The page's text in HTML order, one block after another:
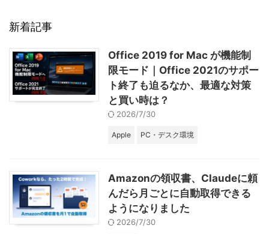
新着記事
Office 2019 for Mac が機能制
限モード｜Office 2021のサポー
ト終了も迫るなか、最適な対策
と買い時は？
2026/7/30
Apple PC・デスク環境
Amazonの領収書、Claudeに頼
んだら月ごとに自動取得できる
ようになりました
2026/7/30